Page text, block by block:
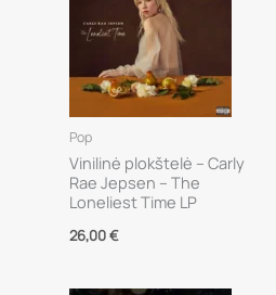
Pop
Vinilinė plokštelė – Carly
Rae Jepsen – The
Loneliest Time LP
26,00€